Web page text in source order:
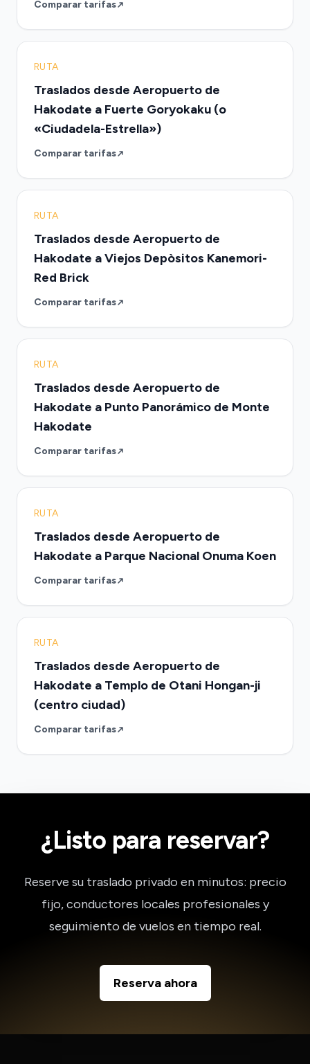
Comparar tarifas
RUTA
Traslados desde Aeropuerto de
Hakodate a Fuerte Goryokaku (o
«Ciudadela-Estrella»)
Comparar tarifas
RUTA
Traslados desde Aeropuerto de
Hakodate a Viejos Depòsitos Kanemori-
Red Brick
Comparar tarifas
RUTA
Traslados desde Aeropuerto de
Hakodate a Punto Panorámico de Monte
Hakodate
Comparar tarifas
RUTA
Traslados desde Aeropuerto de
Hakodate a Parque Nacional Onuma Koen
Comparar tarifas
RUTA
Traslados desde Aeropuerto de
Hakodate a Templo de Otani Hongan-ji
(centro ciudad)
Comparar tarifas
¿Listo para reservar?
Reserve su traslado privado en minutos: precio
fijo, conductores locales profesionales y
seguimiento de vuelos en tiempo real.
Reserva ahora